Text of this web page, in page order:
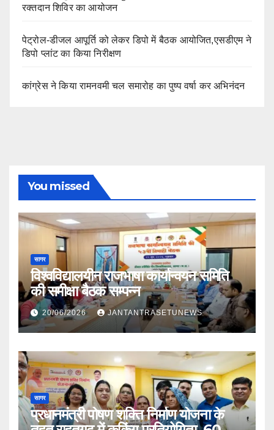
रक्तदान शिविर का आयोजन
पेट्रोल-डीजल आपूर्ति को लेकर डिपो में बैठक आयोजित,एसडीएम ने
डिपो प्लांट का किया निरीक्षण
कांग्रेस ने किया रामनवमी चल समारोह का पुष्प वर्षा कर अभिनंदन
You missed
सागर
विश्वविद्यालयीन राजभाषा कार्यान्वयन समिति
की समीक्षा बैठक सम्पन्न
20/06/2026 JANTANTRASETUNEWS
सागर
प्रधानमंत्री पोषण शक्ति निर्माण योजना के